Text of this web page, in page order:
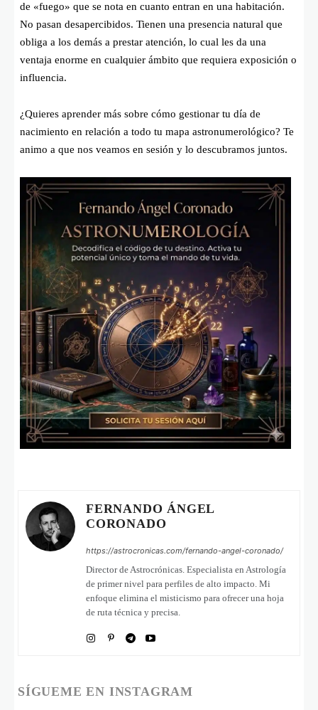
de «fuego» que se nota en cuanto entran en una habitación.
No pasan desapercibidos. Tienen una presencia natural que
obliga a los demás a prestar atención, lo cual les da una
ventaja enorme en cualquier ámbito que requiera exposición o
influencia.
¿Quieres aprender más sobre cómo gestionar tu día de
nacimiento en relación a todo tu mapa astronumerológico? Te
animo a que nos veamos en sesión y lo descubramos juntos.
FERNANDO ÁNGEL
CORONADO
https://astrocronicas.com/fernando-angel-coronado/
Director de Astrocrónicas. Especialista en Astrología
de primer nivel para perfiles de alto impacto. Mi
enfoque elimina el misticismo para ofrecer una hoja
de ruta técnica y precisa.
SÍGUEME EN INSTAGRAM